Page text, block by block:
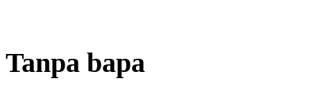
Tanpa bapa